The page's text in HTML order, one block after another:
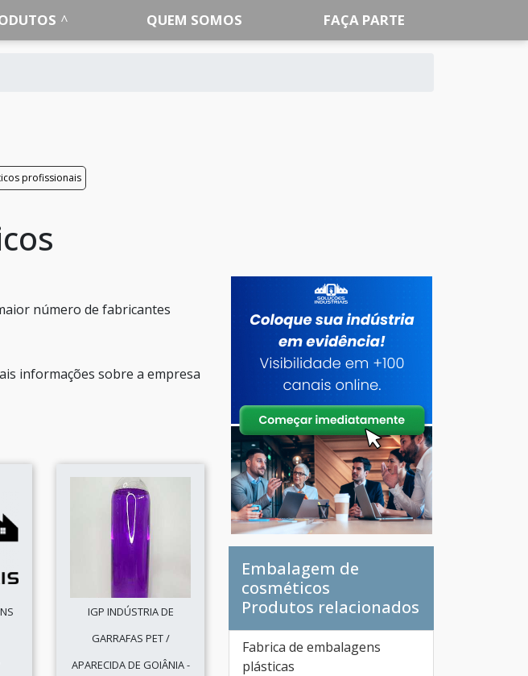
QUEM SOMOS FAÇA PARTE
profissionais
número de fabricantes
informações sobre a empresa
IGP INDÚSTRIA DE
GARRAFAS PET /
APARECIDA DE GOIÂNIA -
Embalagem de
cosméticos
Produtos relacionados
Fabrica de embalagens
plásticas